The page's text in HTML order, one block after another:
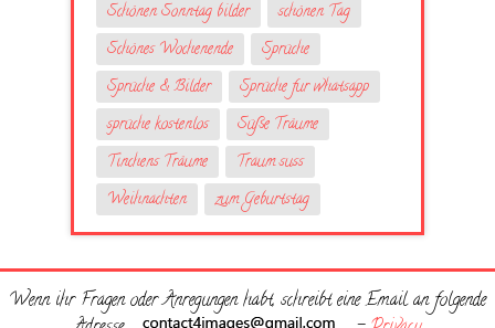
Schönen Sonntag bilder
schönen Tag
Schönes Wochenende
Sprüche
Sprüche & Bilder
Sprüche fur whatsapp
sprüche kostenlos
Süße Träume
Tinchens Träume
Traum suss
Weihnachten
zum Geburtstag
Wenn ihr Fragen oder Anregungen habt, schreibt eine Email an folgende